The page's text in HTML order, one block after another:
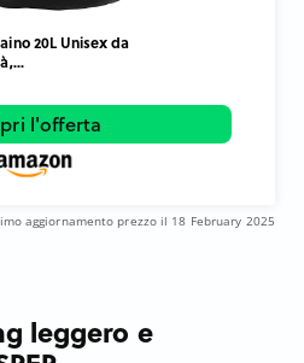
20L Unisex da
l'offerta
aggiornamento prezzo il 18 February 2025
leggero e